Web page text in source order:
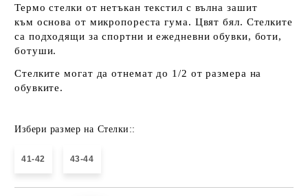
Термо стелки от нетъкан текстил с вълна зашит
към основа от микропореста гума. Цвят бял. Стелките
са подходящи за спортни и ежедневни обувки, боти,
ботуши.
Стелките могат да отнемат до 1/2 от размера на
обувките.
Избери размер на Стелки::
41-42 43-44